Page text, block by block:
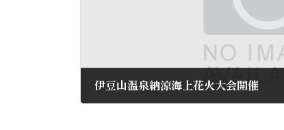
伊豆山温泉納涼海上花火大会開催